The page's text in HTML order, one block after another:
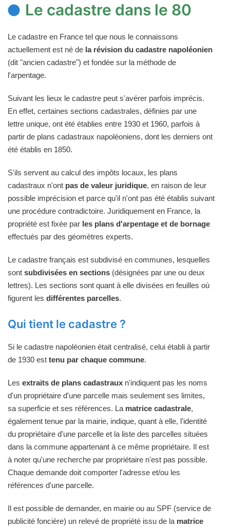
Le cadastre dans le 80
Le cadastre en France tel que nous le connaissons
actuellement est né de la révision du cadastre napoléonien
(dit "ancien cadastre") et fondée sur la méthode de
l'arpentage.
Suivant les lieux le cadastre peut s'avérer parfois imprécis.
En effet, certaines sections cadastrales, définies par une
lettre unique, ont été établies entre 1930 et 1960, parfois à
partir de plans cadastraux napoléoniens, dont les derniers ont
été établis en 1850.
S'ils servent au calcul des impôts locaux, les plans
cadastraux n'ont pas de valeur juridique, en raison de leur
possible imprécision et parce qu'il n'ont pas été établis suivant
une procédure contradictoire. Juridiquement en France, la
propriété est fixée par les plans d'arpentage et de bornage
effectués par des géomètres experts.
Le cadastre français est subdivisé en communes, lesquelles
sont subdivisées en sections (désignées par une ou deux
lettres). Les sections sont quant à elle divisées en feuilles où
figurent les différentes parcelles.
Qui tient le cadastre ?
Si le cadastre napoléonien était centralisé, celui établi à partir
de 1930 est tenu par chaque commune.
Les extraits de plans cadastraux n'indiquent pas les noms
d'un propriétaire d'une parcelle mais seulement ses limites,
sa superficie et ses références. La matrice cadastrale,
également tenue par la mairie, indique, quant à elle, l'identité
du propriétaire d'une parcelle et la liste des parcelles situées
dans la commune appartenant à ce même propriétaire. Il est
à noter qu'une recherche par propriétaire n'est pas possible.
Chaque demande doit comporter l'adresse et/ou les
références d'une parcelle.
Il est possible de demander, en mairie ou au SPF (service de
publicité foncière) un relevé de propriété issu de la matrice